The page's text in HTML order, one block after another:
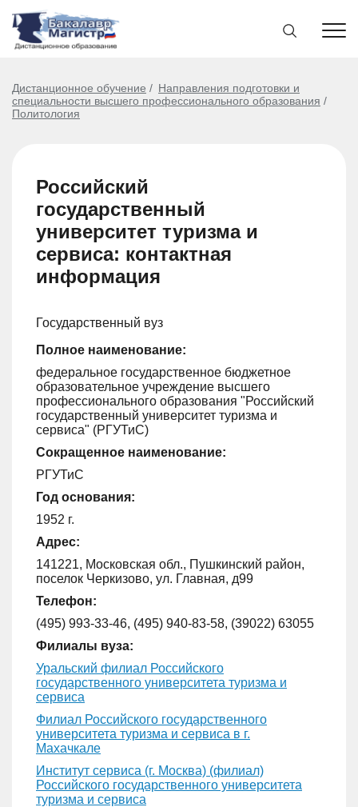
Дистанционное обучение
Направления подготовки и
специальности высшего профессионального образования
Политология
Российский
государственный
университет туризма и
сервиса: контактная
информация
Государственный вуз
Полное наименование:
федеральное государственное бюджетное
образовательное учреждение высшего
профессионального образования "Российский
государственный университет туризма и
сервиса" (РГУТиС)
Сокращенное наименование:
РГУТиС
Год основания:
1952 г.
Адрес:
141221, Московская обл., Пушкинский район,
поселок Черкизово, ул. Главная, д99
Телефон:
(495) 993-33-46, (495) 940-83-58, (39022) 63055
Филиалы вуза:
Уральский филиал Российского
государственного университета туризма и
сервиса
Филиал Российского государственного
университета туризма и сервиса в г.
Махачкале
Институт сервиса (г. Москва) (филиал)
Российского государственного университета
туризма и сервиса